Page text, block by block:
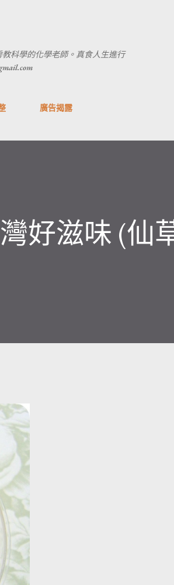
科學的化學老師。真食人生進行
廣告揭露
好滋味 (仙